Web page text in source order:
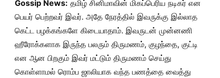
Gossip News: தமிழ் சினிமாவின் மிகப்பெரிய நடிகர் என
பெயர் பெற்றவர் இவர். அதே நேரத்தில் இவருக்கு இல்லாத
கெட்ட பழக்கங்களே கிடையாதாம். இவருடன் முன்னணி
ஹீரோக்களாக இருந்த பலரும் திருமணம், குழந்தை, குட்டி
என ஆன பிறகும் இவர் மட்டும் திருமணம் செய்து
கொள்ளாமல் ரொம்ப ஜாலியாக வந்த பணத்தை வைத்து